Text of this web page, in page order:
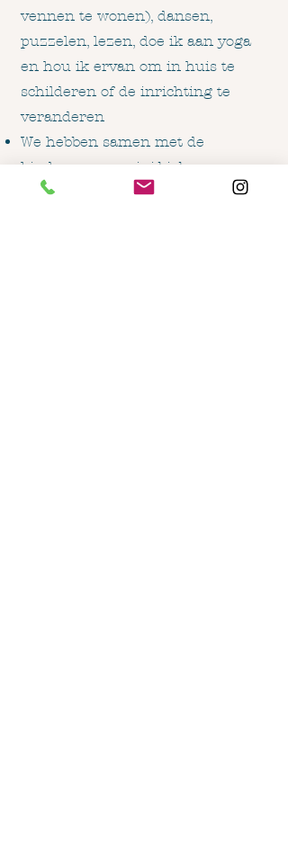
vennen te wonen), dansen,
puzzelen, lezen, doe ik aan yoga
en hou ik ervan om in huis te
schilderen of de inrichting te
veranderen
We hebben samen met de
kinderen een mini-bieb
geknutseld, waar veel gebruik van